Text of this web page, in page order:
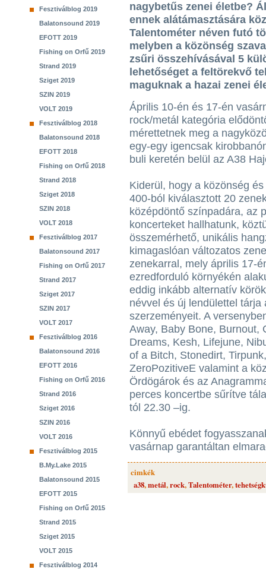
Fesztiválblog 2019
Balatonsound 2019
EFOTT 2019
Fishing on Orfű 2019
Strand 2019
Sziget 2019
SZIN 2019
VOLT 2019
Fesztiválblog 2018
Balatonsound 2018
EFOTT 2018
Fishing on Orfű 2018
Strand 2018
Sziget 2018
SZIN 2018
VOLT 2018
Fesztiválblog 2017
Balatonsound 2017
Fishing on Orfű 2017
Strand 2017
Sziget 2017
SZIN 2017
VOLT 2017
Fesztiválblog 2016
Balatonsound 2016
EFOTT 2016
Fishing on Orfű 2016
Strand 2016
Sziget 2016
SZIN 2016
VOLT 2016
Fesztiválblog 2015
B.My.Lake 2015
Balatonsound 2015
EFOTT 2015
Fishing on Orfű 2015
Strand 2015
Sziget 2015
VOLT 2015
Fesztiválblog 2014
nagybetűs zenei életbe?
ennek alátámasztására
Talentométer néven futó
melyben a közönség
zsűri összehívásával 5
lehetőséget a feltörekvő
maguknak a hazai zenei
Április 10-én és 17-én
rock/metál kategória
mérettetnek meg a
egy-egy igencsak
buli keretén belül az A38
Kiderül, hogy a közönség
400-ból kiválasztott 20
középdöntő színpadára, az
koncerteket hallhatunk,
összemérhető, unikális
kimagaslóan változatos
zenekarral, mely április 17-
ezredforduló környékén
eddig inkább alternatív
névvel és új lendülettel tárja
szerzeményeit. A
Away, Baby Bone, Burnout,
Dreams, Kesh, Lifejune,
of a Bitch, Stonedirt,
ZeroPozitiveE valamint a
Ördögárok és az
perces koncertbe sűrítve
tól 22.30 –ig.
Könnyű ebédet
vasárnap garantáltan
cimkék
a38,metál,rock,Talentométer,